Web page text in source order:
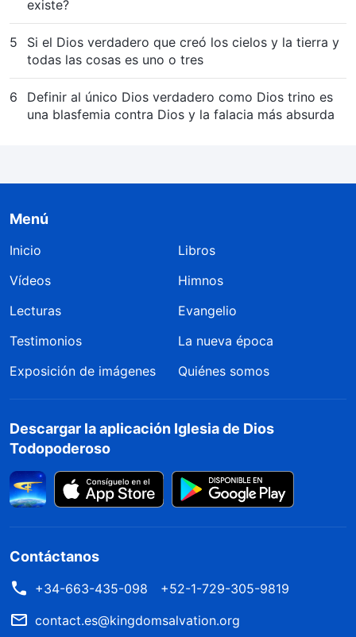
existe?
5
Si el Dios verdadero que creó los cielos y la tierra y
todas las cosas es uno o tres
6
Definir al único Dios verdadero como Dios trino es
una blasfemia contra Dios y la falacia más absurda
Menú
Inicio
Libros
Vídeos
Himnos
Lecturas
Evangelio
Testimonios
La nueva época
Exposición de imágenes
Quiénes somos
Descargar la aplicación Iglesia de Dios
Todopoderoso
Contáctanos
+34-663-435-098
+52-1-729-305-9819
contact.es@kingdomsalvation.org